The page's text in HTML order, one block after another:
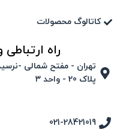
کاتالوگ محصولات
راه
تهران - مفتح شمالی -
پلاک 20 - واحد ۳
021-28421019